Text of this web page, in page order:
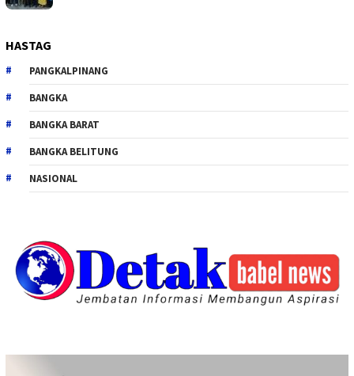
HASTAG
PANGKALPINANG
BANGKA
BANGKA BARAT
BANGKA BELITUNG
NASIONAL